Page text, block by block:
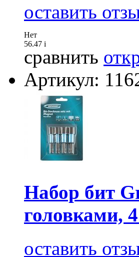
оставить
Нет
56.47 i
сравнить
Артикул:
Набор бит
головками,
оставить